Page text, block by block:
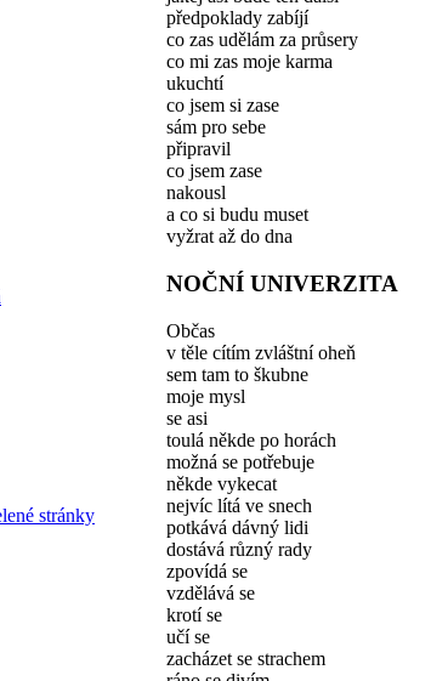
stránky
předpoklady zabíjí
co zas udělám za průsery
co mi zas moje karma
ukuchtí
co jsem si zase
sám pro sebe
připravil
co jsem zase
nakousl
a co si budu muset
vyžrat až do dna
NOČNÍ UNIVERZITA
Občas
v těle cítím zvláštní oheň
sem tam to škubne
moje mysl
se asi
toulá někde po horách
možná se potřebuje
někde vykecat
nejvíc lítá ve snech
potkává dávný lidi
dostává různý rady
zpovídá se
vzdělává se
krotí se
učí se
zacházet se strachem